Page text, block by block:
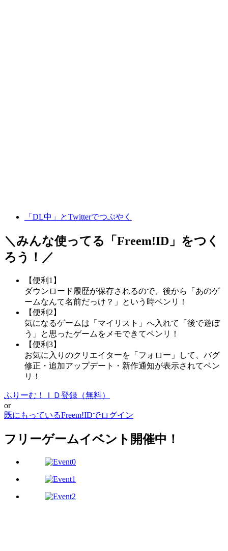
「DL中」とTwitterでつぶやく
＼みんな使ってる「 Freem!ID 」をつく
ろう！／
【便利1】
ダウンロード履歴が保存されるので、後から「あのゲ
ームなんて名前だっけ？」という時ベンリ！
【便利2】
気になるゲームは「マイリスト」へ入れて「後で遊ぼ
う」と思ったゲームをメモできてベンリ！
【便利3】
お気に入りのクリエイターを「フォロー」して、バグ
修正・追加アップデート・新作通知が表示されてベン
リ！
ふりーむ！ＩＤ登録（無料）
or
既にもっているFreem!IDでログイン
フリーゲームイベント開催中！